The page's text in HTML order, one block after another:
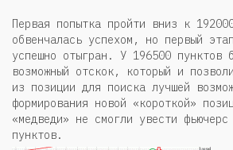
Первая попытка пройти вниз к
обвенчалась успехом, но первый
успешно отыгран. У 196500 пунктов
возможный отскок, который и
из позиции для поиска лучшей
формирования новой «короткой»
«медведи» не смогли увести
пунктов.